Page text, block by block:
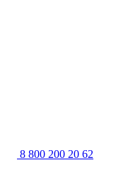
8 800 200 20 62